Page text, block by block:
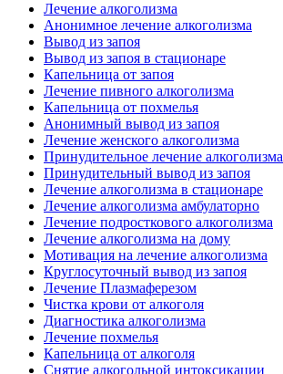
Лечение алкоголизма
Анонимное лечение алкоголизма
Вывод из запоя
Вывод из запоя в стационаре
Капельница от запоя
Лечение пивного алкоголизма
Капельница от похмелья
Анонимный вывод из запоя
Лечение женского алкоголизма
Принудительное лечение алкоголизма
Принудительный вывод из запоя
Лечение алкоголизма в стационаре
Лечение алкоголизма амбулаторно
Лечение подросткового алкоголизма
Лечение алкоголизма на дому
Мотивация на лечение алкоголизма
Круглосуточный вывод из запоя
Лечение Плазмаферезом
Чистка крови от алкоголя
Диагностика алкоголизма
Лечение похмелья
Капельница от алкоголя
Снятие алкогольной интоксикации